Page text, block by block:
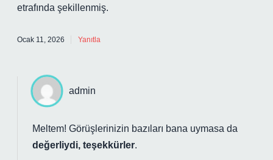
etrafında şekillenmiş.
Ocak 11, 2026 Yanıtla
admin
Meltem! Görüşlerinizin bazıları bana uymasa da
değerliydi, teşekkürler.